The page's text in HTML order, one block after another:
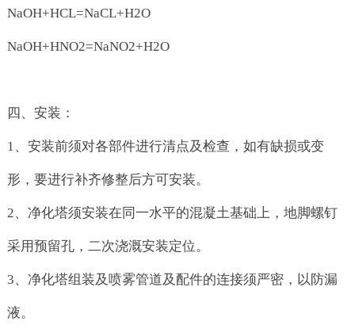
NaOH+HCL=NaCL+H2O
NaOH+HNO2=NaNO2+H2O
四、安装：
1、安装前须对各部件进行清点及检查，如有缺损或变
形，要进行补齐修整后方可安装。
2、净化塔须安装在同一水平的混凝土基础上，地脚螺钉
采用预留孔，二次浇溉安装定位。
3、净化塔组装及喷雾管道及配件的连接须严密，以防漏
液。